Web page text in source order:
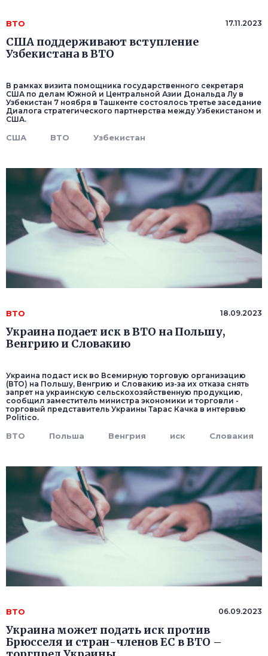
ВТО 17.11.2023
США поддерживают вступление
Узбекистана в ВТО
В рамках визита помощника государственного секретаря
США по делам Южной и Центральной Азии Дональда Лу в
Узбекистан 7 ноября в Ташкенте состоялось третье заседание
Диалога стратегического партнерства между Узбекистаном и
США.
США ВТО Узбекистан
ВТО 18.09.2023
Украина подает иск в ВТО на Польшу,
Венгрию и Словакию
Украина подаст иск во Всемирную торговую организацию
(ВТО) на Польшу, Венгрию и Словакию из-за их отказа снять
запрет на украинскую сельскохозяйственную продукцию,
сообщил заместитель министра экономики и торговли -
торговый представитель Украины Тарас Качка в интервью
Politico.
ВТО Польша Венгрия иск Словакия
ВТО 06.09.2023
Украина может подать иск против
Брюсселя и стран-членов ЕС в ВТО –